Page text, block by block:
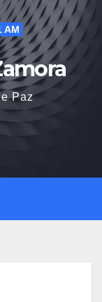
AM
Paz